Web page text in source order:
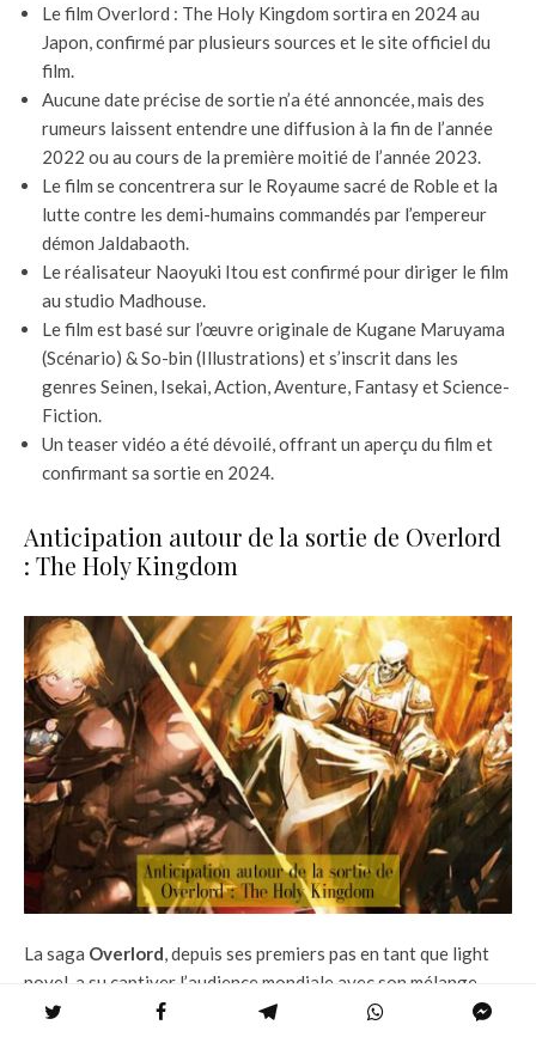
Le film Overlord : The Holy Kingdom sortira en 2024 au
Japon, confirmé par plusieurs sources et le site officiel du
film.
Aucune date précise de sortie n’a été annoncée, mais des
rumeurs laissent entendre une diffusion à la fin de l’année
2022 ou au cours de la première moitié de l’année 2023.
Le film se concentrera sur le Royaume sacré de Roble et la
lutte contre les demi-humains commandés par l’empereur
démon Jaldabaoth.
Le réalisateur Naoyuki Itou est confirmé pour diriger le film
au studio Madhouse.
Le film est basé sur l’œuvre originale de Kugane Maruyama
(Scénario) & So-bin (Illustrations) et s’inscrit dans les
genres Seinen, Isekai, Action, Aventure, Fantasy et Science-
Fiction.
Un teaser vidéo a été dévoilé, offrant un aperçu du film et
confirmant sa sortie en 2024.
Anticipation autour de la sortie de Overlord
: The Holy Kingdom
La saga Overlord, depuis ses premiers pas en tant que light
novel, a su captiver l’audience mondiale avec son mélange
unique de genres, alliant
Seinen, Isekai, Action, Aventure,